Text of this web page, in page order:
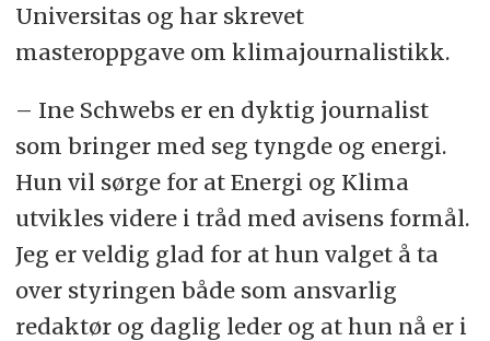
Universitas og har skrevet
masteroppgave om klimajournalistikk.
– Ine Schwebs er en dyktig journalist
som bringer med seg tyngde og energi.
Hun vil sørge for at Energi og Klima
utvikles videre i tråd med avisens formål.
Jeg er veldig glad for at hun valget å ta
over styringen både som ansvarlig
redaktør og daglig leder og at hun nå er i